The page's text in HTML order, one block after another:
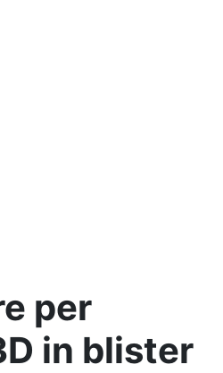
per
in blister